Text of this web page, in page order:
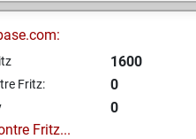
1600
Fritz: 0
0
Fritz...